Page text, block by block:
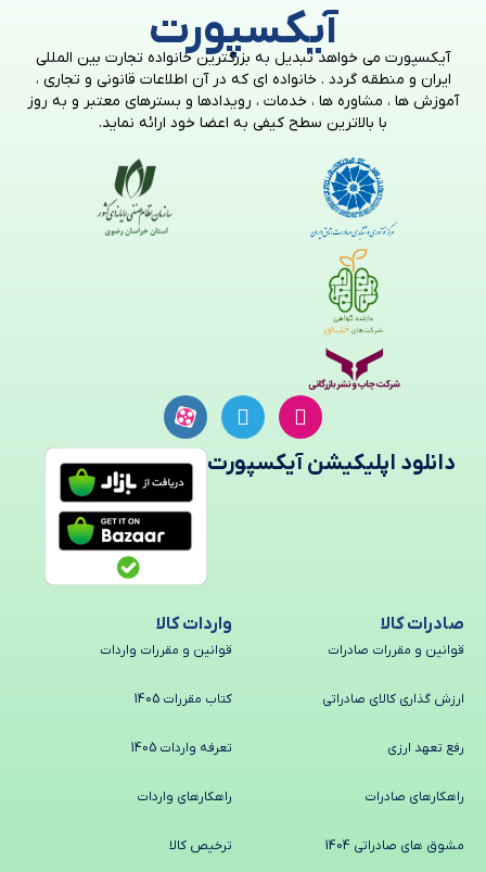
صادرات کالا
قوانین و مقررات صادرات
ارزش گذاری کالای صادراتی
رفع تعهد ارزی
راهکارهای صادرات
مشوق های صادراتی 1404
واردات کالا
قوانین و مقررات واردات
کتاب مقررات 1405
تعرفه واردات 1405
راهکارهای واردات
ترخیص کالا
آیکسپورت
آیکسپورت می خواهد تبدیل به بزرگترین خانواده تجارت بین المللی
ایران و منطقه گردد . خانواده ای که در آن اطلاعات قانونی و تجاری ،
آموزش ها ، مشاوره ها ، خدمات ، رویدادها و بسترهای معتبر و به روز
با بالاترین سطح کیفی به اعضا خود ارائه نماید.
دانلود اپلیکیشن آیکسپورت